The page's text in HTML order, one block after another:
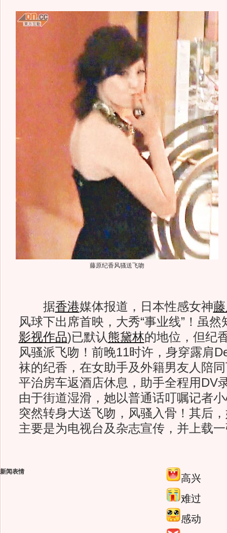
藤原纪香风骚送飞吻
据香港媒体报道，日本性感女神
风球下出席首映，大秀“事业线”！虽然
影视作品)已默认熊黛林的地位，但纪
风骚派飞吻！前晚11时许，身穿露肩
袜的纪香，在女助手及外籍男友人陪
平治房车返酒店休息，助手全程用DV
由于街道湿滑，她以普通话叮嘱记者
突然转身大送飞吻，风骚入骨！其后
主要是为电视台及杂志宣传，并上载
新闻表情
高兴
难过
感动